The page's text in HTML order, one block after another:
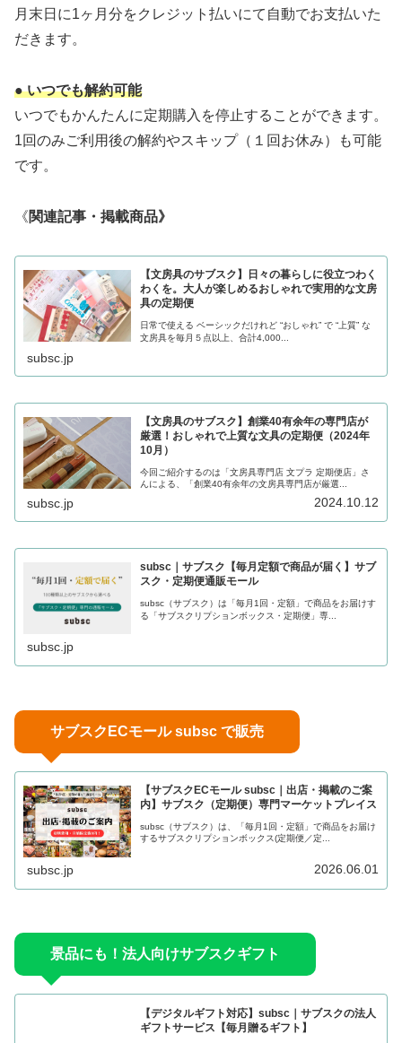
月末日に1ヶ月分をクレジット払いにて自動でお支払いた
だきます。
● いつでも解約可能
いつでもかんたんに定期購入を停止することができます。
1回のみご利用後の解約やスキップ（１回お休み）も可能
です。
《関連記事・掲載商品》
【文房具のサブスク】日々の暮らしに役立つわく
わくを。大人が楽しめるおしゃれで実用的な文房
具の定期便
日常で使える ベーシックだけれど “おしゃれ” で “上質” な
文房具を毎月５点以上、合計4,000...
subsc.jp
【文房具のサブスク】創業40有余年の専門店が
厳選！おしゃれで上質な文具の定期便（2024年
10月）
今回ご紹介するのは「文房具専門店 文プラ 定期便店」さ
んによる、「創業40有余年の文房具専門店が厳選...
subsc.jp 2024.10.12
subsc｜サブスク【毎月定額で商品が届く】サブ
スク・定期便通販モール
subsc（サブスク）は「毎月1回・定額」で商品をお届けす
る「サブスクリプションボックス・定期便」専...
subsc.jp
サブスクECモール subsc で販売
【サブスクECモール subsc｜出店・掲載のご案
内】サブスク（定期便）専門マーケットプレイス
subsc（サブスク）は、「毎月1回・定額」で商品をお届け
するサブスクリプションボックス(定期便／定...
subsc.jp 2026.06.01
景品にも！法人向けサブスクギフト
【デジタルギフト対応】subsc｜サブスクの法人
ギフトサービス【毎月贈るギフト】